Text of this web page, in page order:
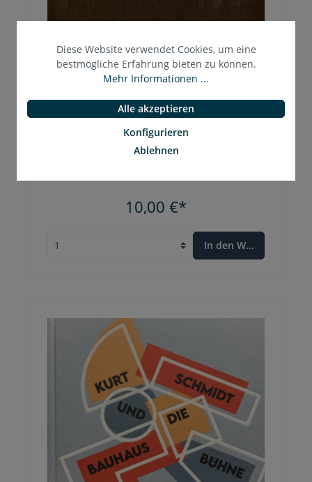
imaginary landscape. hommage an john
10,00 €*
In den Warenkorb
Diese Website verwendet Cookies, um eine
bestmögliche Erfahrung bieten zu können.
Mehr Informationen ...
Alle akzeptieren
Konfigurieren
Ablehnen